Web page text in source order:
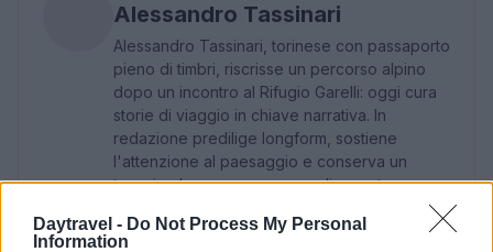
Daytravel - Do Not Process My Personal
Information
Alessandro Tassinari
Alessandro Tassinari, torinese con passaporto
pieno di timbri, riscrisse un percorso alpino
dopo un incontro al Rifugio Garelli: oggi cura
storie di viaggio in chiave narrativa. In
redazione predilige longform, sostiene
l'attenzione al paesaggio e conserva un
taccuino logoro con mappe disegnate a